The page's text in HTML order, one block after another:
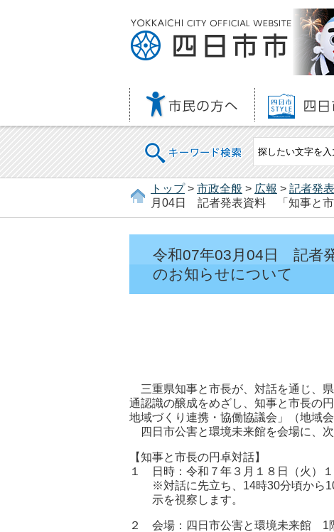
キーワード検索
トップ> 市政全般 > 広報 > 記者発
月04日 記者発表資料 「知事と市
令和07年03月04日 記者
のお知らせについて
三重県知事と市長が、対話を通じ、
通認識の醸成をめざし、知事と市長の
地域づくり連携・協働協議会」（地域
四日市公害と環境未来館を会場に、
【知事と市長の円卓対話】
１ 日時：令和７年３月１８日（火）
※対話に先立ち、14時30分頃から10
示を視察します。
２ 会場：四日市公害と環境未来館 1